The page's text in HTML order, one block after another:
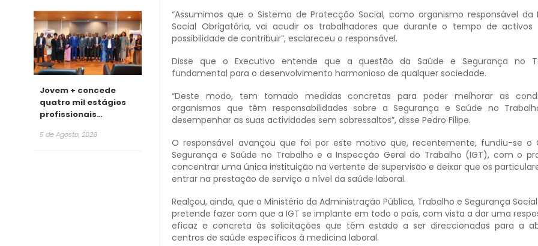
Jovem + concede
quatro mil estágios
profissionais
2026
5 de Agosto, 2026
“Assumimos que o Sistema de Protecção Social, como organismo responsável da
Social Obrigatória, vai acudir os trabalhadores que durante o tempo de activos
possibilidade de contribuir”, esclareceu o responsável.
Disse que o Executivo entende que a questão da Saúde e Segurança no
fundamental para o desenvolvimento harmonioso de qualquer sociedade.
“Deste modo, tem tomado medidas concretas para poder melhorar as
organismos que têm responsabilidades sobre a Segurança e Saúde no
desempenhar as suas actividades sem sobressaltos”, disse Pedro Filipe.
O responsável avançou que foi por este motivo que, recentemente, fundiu-se o
Segurança e Saúde no Trabalho e a Inspecção Geral do Trabalho (IGT), com o
concentrar uma única instituição na vertente de supervisão e deixar que os
entrar na prestação de serviço a nível da saúde laboral.
Realçou, ainda, que o Ministério da Administração Pública, Trabalho e Segurança Social
pretende fazer com que a IGT se implante em todo o país, com vista a dar uma
eficaz e concreta às solicitações que têm estado a ser direccionadas para a
centros de saúde específicos à medicina laboral.